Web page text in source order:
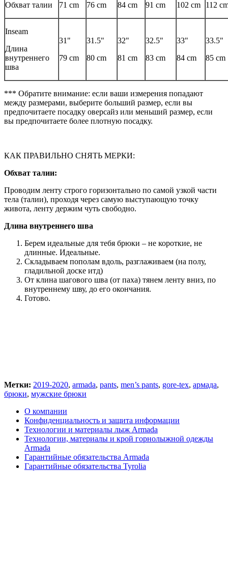
Обхват талии
71 cm
76 cm
84 cm
91 cm
102 cm
112
Inseam
Длина
внутреннего
шва
31"
79 cm
31.5"
80 cm
32"
81 cm
32.5"
83 cm
33"
84 cm
33.5"
85 cm
*** Обратите внимание: если ваши измерения попадают
между размерами, выберите больший размер, если вы
предпочитаете посадку оверсайз или меньший размер, если
вы предпочитаете более плотную посадку.
КАК ПРАВИЛЬНО СНЯТЬ МЕРКИ:
Обхват талии:
Проводим ленту строго горизонтально по самой узкой части
тела (талии), проходя через самую выступающую точку
живота, ленту держим чуть свободно.
Длина внутреннего шва
Берем идеальные для тебя брюки – не короткие, не
длинные. Идеальные.
Складываем пополам вдоль, разглаживаем (на полу,
гладильной доске итд)
От клина шагового шва (от паха) тянем ленту вниз, по
внутреннему шву, до его окончания.
Готово.
Метки: 2019-2020, armada, pants, men’s pants, gore-tex, армада,
брюки, мужские брюки
О компании
Конфиденциальность и защита информации
Технологии и материалы лыж Armada
Технологии, материалы и крой горнолыжной одежды
Armada
Гарантийные обязательства Armada
Гарантийные обязательства Tyrolia